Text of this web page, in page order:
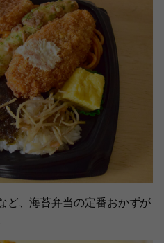
ど、海苔弁当の定番おかずが